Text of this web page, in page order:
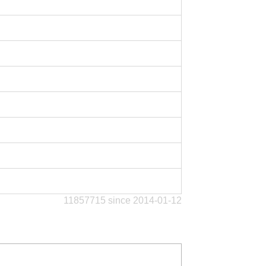
11857715 since 2014-01-12